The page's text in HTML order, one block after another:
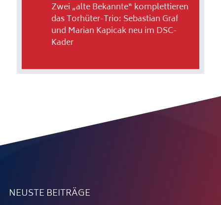
Zwei „alte Bekannte“ komplettieren
das Torhüter-Trio: Sebastian Graf
und Marian Kapicak neu im DSC-
Kader
NEUSTE BEITRÄGE